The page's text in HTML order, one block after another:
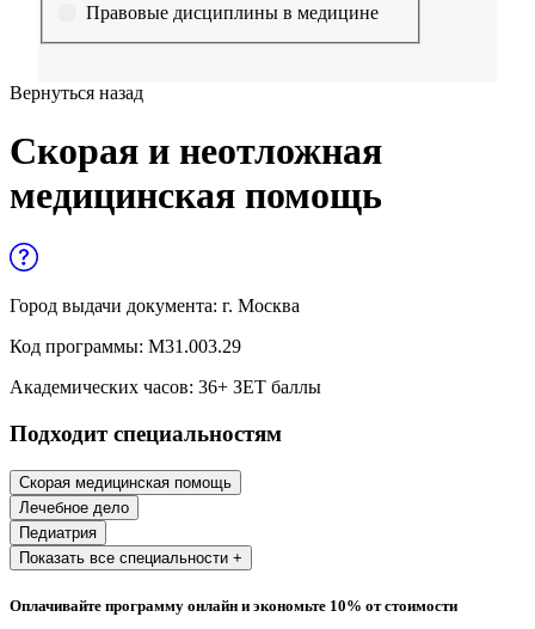
Правовые дисциплины в медицине
медицине
Образование и педагогические науки
Социология и социальная работа
и служащих
История и археология
Психологические науки
Вернуться назад
Скорая и неотложная
медицинская помощь
Город выдачи документа: г. Москва
Код программы: М31.003.29
Академических часов: 36+ ЗЕТ баллы
Подходит специальностям
Скорая медицинская помощь
Лечебное дело
Педиатрия
Показать все специальности +
Оплачивайте программу онлайн и экономьте 10% от стоимости